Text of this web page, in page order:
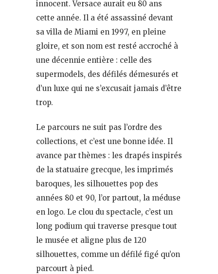
innocent. Versace aurait eu 80 ans
cette année. Il a été assassiné devant
sa villa de Miami en 1997, en pleine
gloire, et son nom est resté accroché à
une décennie entière : celle des
supermodels, des défilés démesurés et
d’un luxe qui ne s’excusait jamais d’être
trop.
Le parcours ne suit pas l’ordre des
collections, et c’est une bonne idée. Il
avance par thèmes : les drapés inspirés
de la statuaire grecque, les imprimés
baroques, les silhouettes pop des
années 80 et 90, l’or partout, la méduse
en logo. Le clou du spectacle, c’est un
long podium qui traverse presque tout
le musée et aligne plus de 120
silhouettes, comme un défilé figé qu’on
parcourt à pied.